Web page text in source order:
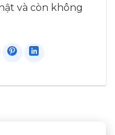
và còn không